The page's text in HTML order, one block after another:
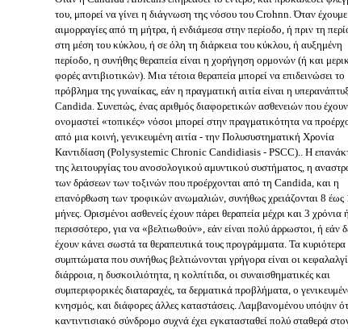
του, μπορεί να γίνει η διάγνωση της νόσου του Crohnn. Όταν έχουμε
αιμορραγίες από τη μήτρα, ή ενδιάμεσα στην περίοδο, ή πριν τη
στη μέση του κύκλου, ή σε όλη τη διάρκεια του κύκλου, ή αυξημένη
περίοδο, η συνήθης θεραπεία είναι η χορήγηση ορμονών (ή και
φορές αντιβιοτικών). Μια τέτοια θεραπεία μπορεί να επιδεινώσει το
πρόβλημα της γυναίκας, εάν η πραγματική αιτία είναι η
Candida. Συνεπώς, ένας αριθμός διαφορετικών ασθενειών που έχουν
ονομαστεί «τοπικές» νόσοι μπορεί στην πραγματικότητα να
από μια κοινή, γενικευμένη αιτία - την Πολυσυστηματική Χρονία
Καντιδίαση (Polysystemic Chronic Candidiasis - PSCC).. Η
της λειτουργίας του ανοσολογικού αμυντικού συστήματος, η
των δράσεων των τοξινών που προέρχονται από τη Candida, και η
επανόρθωση των τροφικών ανωμαλιών, συνήθως χρειάζονται 8 έως
μήνες. Ορισμένοι ασθενείς έχουν πάρει θεραπεία μέχρι και 3 χρόνια
περισσότερο, για να «βελτιωθούν», εάν είναι πολύ άρρωστοι, ή εάν
έχουν κάνει σωστά τα θεραπευτικά τους προγράμματα. Τα κυριότερα
συμπτώματα που συνήθως βελτιώνονται γρήγορα είναι οι
διάρροια, η δυσκοιλιότητα, η κολπίτιδα, οι συναισθηματικές και
συμπεριφορικές διαταραχές, τα δερματικά προβλήματα, ο
κνησμός, και διάφορες άλλες καταστάσεις. Λαμβανομένου υπόψιν
καντιντισιακό σύνδρομο συχνά έχει εγκατασταθεί πολύ σταθερά